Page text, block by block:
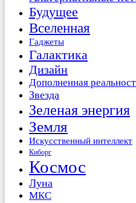
Будущее
Вселенная
Гаджеты
Галактика
Дизайн
Дополненная
Звезда
Зеленая энергия
Земля
Искусственный интеллект
Киборг
Космос
Луна
МКС